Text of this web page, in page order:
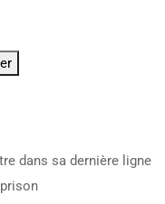
dans sa dernière ligne